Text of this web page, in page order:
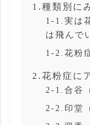
1.種類別に
1-1.実は
は飛んで
1-2.花粉
2.花粉症に
2-1.合谷
2-2.印堂